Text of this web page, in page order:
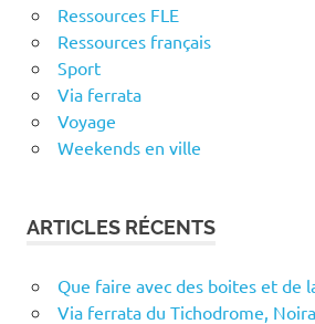
Ressources FLE
Ressources français
Sport
Via ferrata
Voyage
Weekends en ville
ARTICLES RÉCENTS
Que faire avec des boites et de
Via ferrata du Tichodrome,